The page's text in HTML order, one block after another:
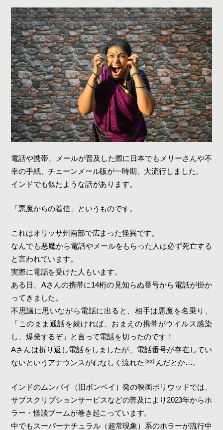
電話や携帯、メールが普及した際に日本でもメリーさんや不
幸の手紙、チェーンメール版が一時期、大流行しました。
インドでも似たような話があります。
「悪魔からの着信」というものです。
これはオリッサ州南部で広まった怪異です。
なんでも悪魔から電話やメールをもらった人は必ず死亡する
と言われています。
実際に電話を受けた人もいます。
ある日、Aさんの携帯に14桁の見知らぬ番号から電話が掛か
ってきました。
不思議に思いながら電話に出ると、相手は悪魔を名乗り、
「このまま通話を続ければ、おまえの携帯がウイルス感染
し、爆発するぞ」と言って電話を切ったのです！
Aさんは折り返し電話をしましたが、電話番号が存在してい
ないというアナウンスがむなしく流れた [xx] んだとか…。
インドのムンバイ（旧ボンベイ）発の映画ボリウッドでは、
サブスクリプションサービスなどの普及により2023年からホ
ラー・怪談ブームが巻き起こっています。
中でもスーパーナチュラル（超常現象）系のホラーが流行中